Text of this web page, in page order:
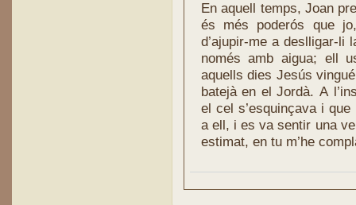
En aquell temps, Joan
és més poderós que
d’ajupir-me a deslligar-li
només amb aigua; ell
aquells dies Jesús
batejà en el Jordà. A
el cel s’esquinçava i
a ell, i es va sentir una
estimat, en tu m’he